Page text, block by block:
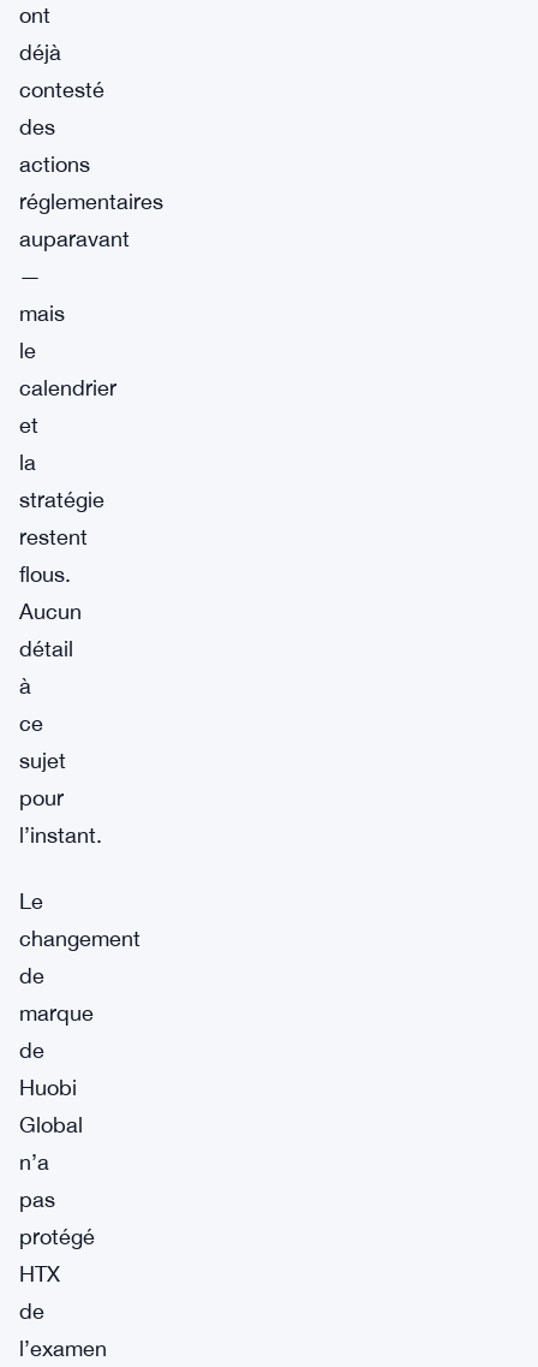
ont
déjà
contesté
des
actions
réglementaires
auparavant
—
mais
le
calendrier
et
la
stratégie
restent
flous.
Aucun
détail
à
ce
sujet
pour
l’instant.
Le
changement
de
marque
de
Huobi
Global
n’a
pas
protégé
HTX
de
l’examen